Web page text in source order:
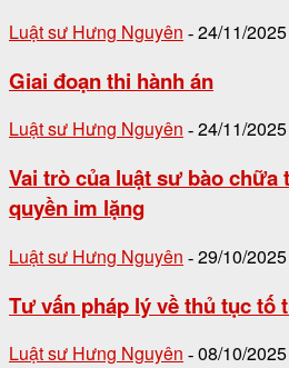
Luật sư Hưng Nguyên - 24/11/2025
Giai đoạn thi hành án
Luật sư Hưng Nguyên - 24/11/2025
Vai trò của luật sư bào chữa
quyền im lặng
Luật sư Hưng Nguyên - 29/10/2025
Tư vấn pháp lý về thủ tục tố
Luật sư Hưng Nguyên - 08/10/2025